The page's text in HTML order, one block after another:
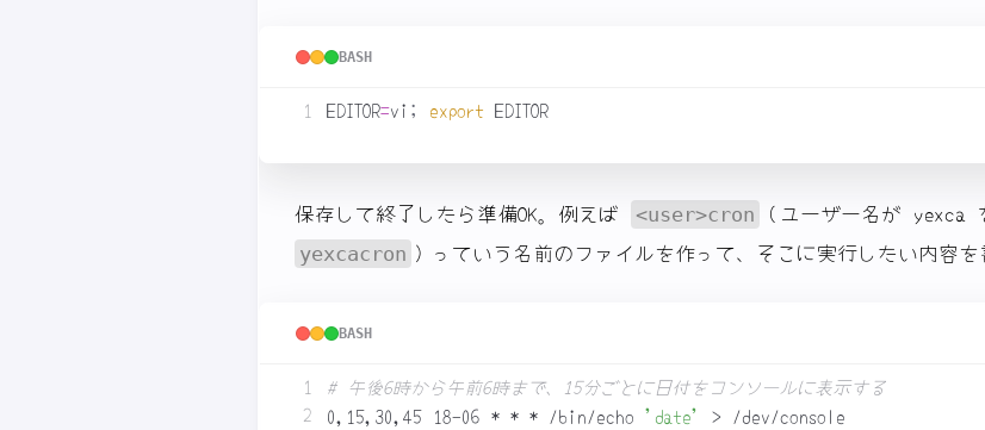
BASH
EDITOR=vi ; export EDITOR
保存して終了したら準備OK。例えば <user>cron （ユーザー名が yexca
yexcacron ）っていう名前のファイルを作って、そこに実行したい内容を
BASH
# 午後6時から午前6時まで、15分ごとに日付をコンソールに表示する
0,15,30,45 18-06 * * * /bin/echo 'date'